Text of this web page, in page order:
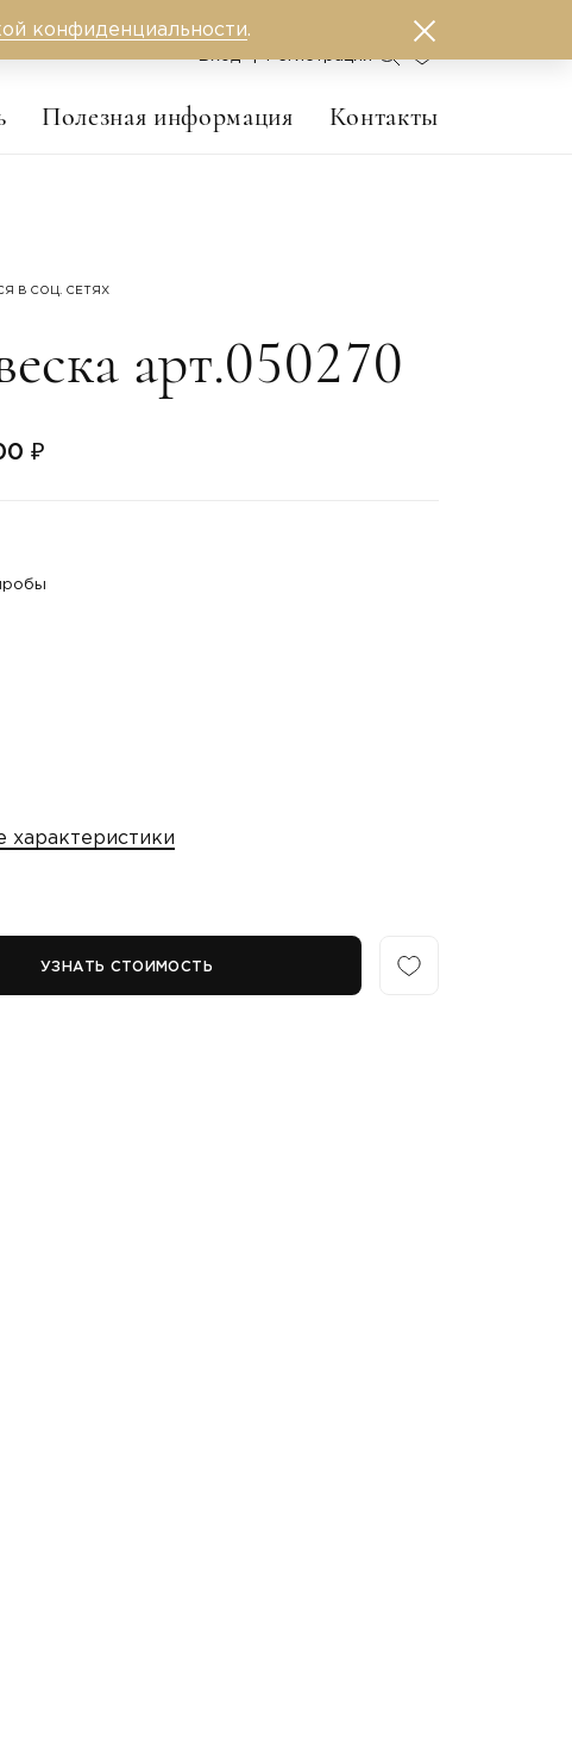
Полезная информация Контакты
В СОЦ. СЕТЯХ
арт.050270
₽
характеристики
УЗНАТЬ СТОИМОСТЬ
конфиденциальности.